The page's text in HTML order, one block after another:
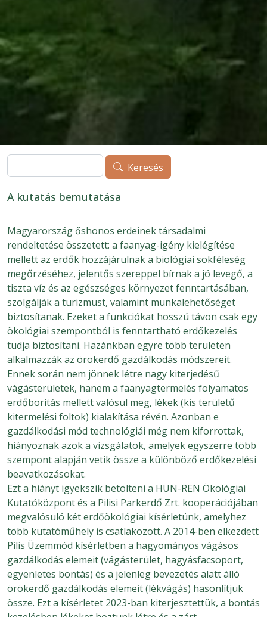
Keresés
Keresés
A kutatás bemutatása
Magyarország őshonos erdeinek társadalmi
rendeltetése összetett: a faanyag-igény kielégítése
mellett az erdők hozzájárulnak a biológiai sokféleség
megőrzéséhez, jelentős szereppel bírnak a jó levegő, a
tiszta víz és az egészséges környezet fenntartásában,
szolgálják a turizmust, valamint munkalehetőséget
biztosítanak. Ezeket a funkciókat hosszú távon csak egy
ökológiai szempontból is fenntartható erdőkezelés
tudja biztosítani. Hazánkban egyre több területen
alkalmazzák az örökerdő gazdálkodás módszereit.
Ennek során nem jönnek létre nagy kiterjedésű
vágásterületek, hanem a faanyagtermelés folyamatos
erdőborítás mellett valósul meg, lékek (kis területű
kitermelési foltok) kialakítása révén. Azonban e
gazdálkodási mód technológiái még nem kiforrottak,
hiányoznak azok a vizsgálatok, amelyek egyszerre több
szempont alapján vetik össze a különböző erdőkezelési
beavatkozásokat.
Ezt a hiányt igyekszik betölteni a HUN-REN Ökológiai
Kutatóközpont és a Pilisi Parkerdő Zrt. kooperációjában
megvalósuló két erdőökológiai kísérletünk, amelyhez
több kutatóműhely is csatlakozott. A 2014-ben elkezdett
Pilis Üzemmód kísérletben a hagyományos vágásos
gazdálkodás elemeit (vágásterület, hagyásfacsoport,
egyenletes bontás) és a jelenleg bevezetés alatt álló
örökerdő gazdálkodás elemeit (lékvágás) hasonlítjuk
össze. Ezt a kísérletet 2023-ban kiterjesztettük, a bontás